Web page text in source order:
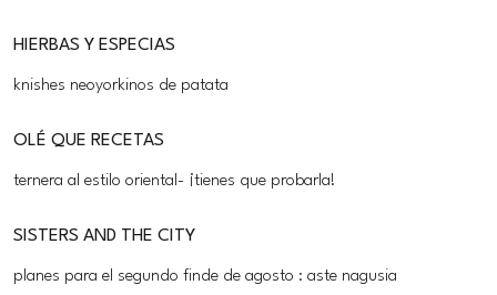
HIERBAS Y ESPECIAS
knishes neoyorkinos de patata
OLÉ QUE RECETAS
ternera al estilo oriental- ¡tienes que probarla!
SISTERS AND THE CITY
planes para el segundo finde de agosto : aste nagusia